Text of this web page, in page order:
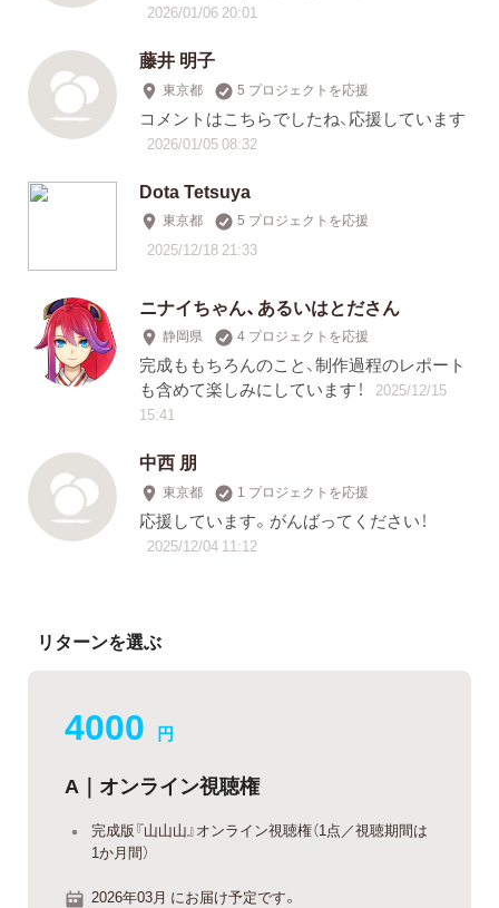
2026/01/06 20:01
藤井 明子
東京都 5 プロジェクトを応援
コメントはこちらでしたね、応援しています
2026/01/05 08:32
Dota Tetsuya
東京都 5 プロジェクトを応援
2025/12/18 21:33
ニナイちゃん、あるいはとださん
静岡県 4 プロジェクトを応援
完成ももちろんのこと、制作過程のレポート
も含めて楽しみにしています！
2025/12/15
15:41
中西 朋
東京都 1 プロジェクトを応援
応援しています。がんばってください！
2025/12/04 11:12
リターンを選ぶ
4000 円
A｜オンライン視聴権
完成版『山山山』オンライン視聴権（1点／視聴期間は
1か月間）
2026年03月 にお届け予定です。